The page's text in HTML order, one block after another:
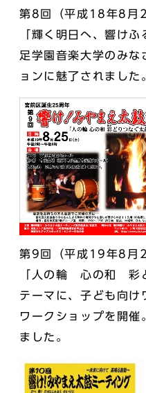
第8回（平成18年8月
「輝く明日へ、響け
足学園音楽大学のみな
ョンに魅了されました
第9回（平成19年8月
「人の輪 心の和 彩
テーマに、子ども向け
ワークショップを開催
ました。